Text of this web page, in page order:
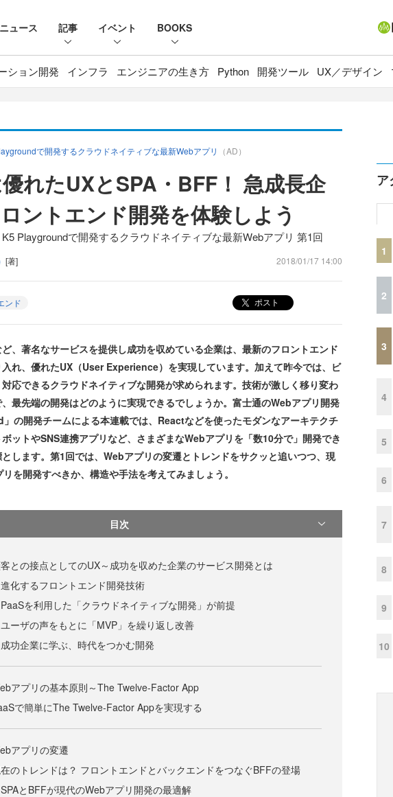
ニュース 記事 イベント BOOKS
ション開発 インフラ エンジニアの生き方 Python 開発ツール UX／デザイン
で開発するクラウドネイティブな最新Webアプリ （AD）
れたUXとSPA・BFF！ 急成長企
ントエンド開発を体験しよう
Playgroundで開発するクラウドネイティブな最新Webアプリ 第1回
[著] 2018/01/17 14:00
ンド ポスト
著名なサービスを提供し成功を収めている企業は、最新のフロントエンド
れ、優れたUX（User Experience）を実現しています。加えて昨今では、ビ
応できるクラウドネイティブな開発が求められます。技術が激しく移り変わ
最先端の開発はどのように実現できるでしょうか。富士通のWebアプリ開発
の開発チームによる本連載では、Reactなどを使ったモダンなアーキテクチ
ットやSNS連携アプリなど、さまざまなWebアプリを「数10分で」開発でき
します。第1回では、Webアプリの変遷とトレンドをサクッと追いつつ、現
を開発すべきか、構造や手法を考えてみましょう。
目次
との接点としてのUX～成功を収めた企業のサービス開発とは
進化するフロントエンド開発技術
PaaSを利用した「クラウドネイティブな開発」が前提
ユーザの声をもとに「MVP」を繰り返し改善
成功企業に学ぶ、時代をつかむ開発
アプリの基本原則～The Twelve-Factor App
で簡単にThe Twelve-Factor Appを実現する
アプリの変遷
のトレンドは？ フロントエンドとバックエンドをつなぐBFFの登場
SPAとBFFが現代のWebアプリ開発の最適解
ア
1
2
3
4
5
6
7
8
9
10